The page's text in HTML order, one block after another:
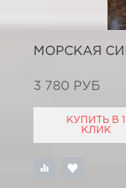
МОРСКАЯ
3 780 РУБ
КУПИТЬ В 1
КЛИК